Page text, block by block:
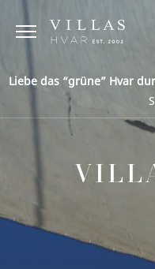
Liebe das “grüne” Hvar